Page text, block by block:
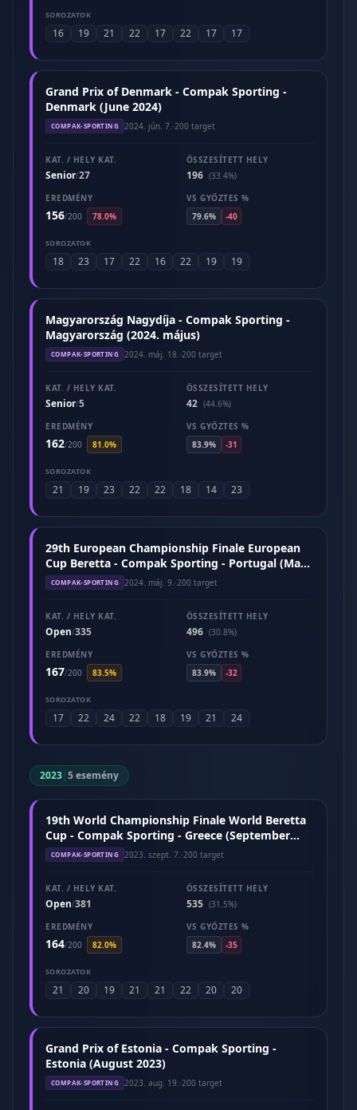
SOROZATOK
16 19 21 22 17 22 17 17
Grand Prix of Denmark - Compak Sporting -
Denmark (June 2024)
COMPAK-SPORTING 2024. jún. 7. ·200 target
KAT. / HELY KAT.
Senior/27
ÖSSZESÍTETT HELY
196 (33.4%)
EREDMÉNY
156/200 78.0%
VS GYŐZTES %
79.6%
-40
SOROZATOK
18 23 17 22 16 22 19 19
Magyarország Nagydíja - Compak Sporting -
Magyarország (2024. május)
COMPAK-SPORTING 2024. máj. 18. ·200 target
KAT. / HELY KAT.
Senior/5
ÖSSZESÍTETT HELY
42 (44.6%)
EREDMÉNY
162/200 81.0%
VS GYŐZTES %
83.9%
-31
SOROZATOK
21 19 23 22 22 18 14 23
29th European Championship Finale European
Cup Beretta - Compak Sporting - Portugal (May
2024)
COMPAK-SPORTING 2024. máj. 9. ·200 target
KAT. / HELY KAT.
Open/335
ÖSSZESÍTETT HELY
496 (30.8%)
EREDMÉNY
167/200 83.5%
VS GYŐZTES %
83.9%
-32
SOROZATOK
17 22 24 22 18 19 21 24
2023|5 esemény
19th World Championship Finale World Beretta
Cup - Compak Sporting - Greece (September
2023)
COMPAK-SPORTING 2023. szept. 7. ·200 target
KAT. / HELY KAT.
Open/381
ÖSSZESÍTETT HELY
535 (31.5%)
EREDMÉNY
164/200 82.0%
VS GYŐZTES %
82.4%
-35
SOROZATOK
21 20 19 21 21 22 20 20
Grand Prix of Estonia - Compak Sporting -
Estonia (August 2023)
COMPAK-SPORTING 2023. aug. 19. ·200 target